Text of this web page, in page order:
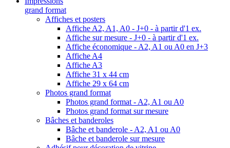
grand format
Affiches et posters
Affiche A2, A1, A0 - J+0 - à partir d'1 ex.
Affiche sur mesure - J+0 - à partir d'1 ex.
Affiche économique - A2, A1 ou A0 en J+3
Affiche A4
Affiche A3
Affiche 31 x 44 cm
Affiche 29 x 64 cm
Photos grand format
Photos grand format - A2, A1 ou A0
Photos grand format sur mesure
Bâches et banderoles
Bâche et banderole - A2, A1 ou A0
Bâche et banderole sur mesure